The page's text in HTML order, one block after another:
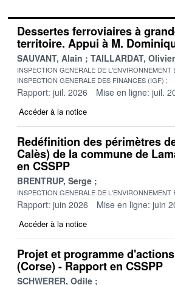
Dessertes ferroviaires à
territoire. Appui à M.
SAUVANT, Alain TAILLARDAT, Olivier
INSPECTION GENERALE DE
INSPECTION GENERALE DES FINANCES (IGF)
Rapport: juil. 2026 Mise en ligne: juil.
Accéder à la notice
Redéfinition des périmètres
Calès) de la commune de
en CSSPP
BRENTRUP, Serge
INSPECTION GENERALE DE
Rapport: juin 2026 Mise en ligne: juin
Accéder à la notice
Projet et programme
(Corse) - Rapport en CSSPP
SCHWERER, Odile